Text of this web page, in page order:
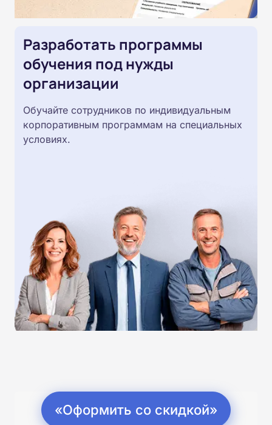
Разработать программы
обучения под нужды
организации
Обучайте сотрудников по индивидуальным
корпоративным программам на специальных
условиях.
«Оформить со скидкой»